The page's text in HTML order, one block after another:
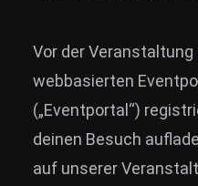
Vor der
webbasierten
(„Eventportal“)
deinen Besuch
auf unserer